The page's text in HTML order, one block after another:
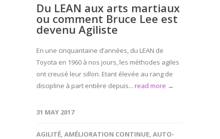
Du LEAN aux arts martiaux
ou comment Bruce Lee est
devenu Agiliste
En une cinquantaine d’années, du LEAN de
Toyota en 1960 à nos jours, les méthodes agiles
ont creusé leur sillon. Etant élevée au rang de
discipline à part entière depuis... read more →
31 MAY 2017
AGILITÉ, AMÉLIORATION CONTINUE, AUTO-